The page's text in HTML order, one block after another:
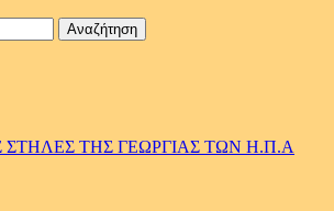
ΣΤΗΛΕΣ ΤΗΣ ΓΕΩΡΓΙΑΣ ΤΩΝ Η.Π.Α